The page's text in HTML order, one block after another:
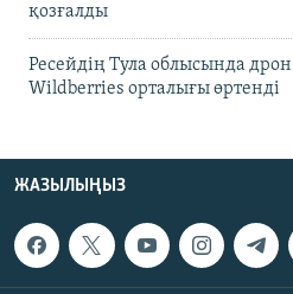
қозғалды
Ресейдің Тула облысында
Wildberries орталығы өртенді
ЖАЗЫЛЫҢЫЗ